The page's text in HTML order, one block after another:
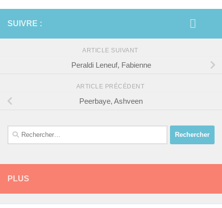
SUIVRE :
ARTICLE SUIVANT
Peraldi Leneuf, Fabienne
ARTICLE PRÉCÉDENT
Peerbaye, Ashveen
Rechercher :
PLUS